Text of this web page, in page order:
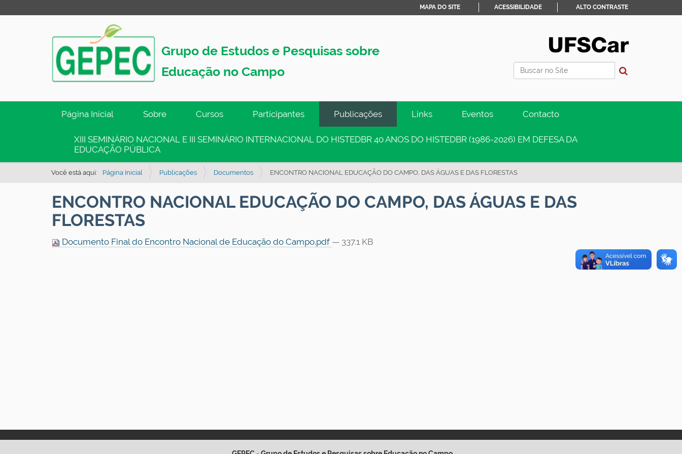
Grupo de Estudos e Pesquisas sobre
Educação no Campo
Busca
MAPA DO SITE ACESSIBILIDADE ALTO CONTRASTE
g
Página Inicial Sobre Cursos Participantes Publicações Links Eventos Contacto
XIII SEMINÁRIO NACIONAL E III SEMINÁRIO INTERNACIONAL DO HISTEDBR 40 ANOS DO HISTEDBR (1986-2026) EM DEFESA DA
EDUCAÇÃO PÚBLICA
Você está aqui: Página Inicial Publicações Documentos ENCONTRO NACIONAL EDUCAÇÃO DO CAMPO, DAS ÁGUAS E DAS FLORESTAS
ENCONTRO NACIONAL EDUCAÇÃO DO CAMPO, DAS ÁGUAS E DAS
FLORESTAS
Documento Final do Encontro Nacional de Educação do Campo.pdf — 337.1 KB